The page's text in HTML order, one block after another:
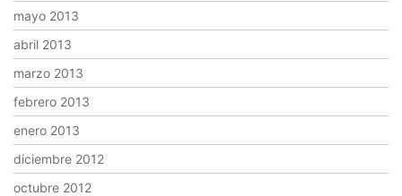
mayo 2013
abril 2013
marzo 2013
febrero 2013
enero 2013
diciembre 2012
octubre 2012